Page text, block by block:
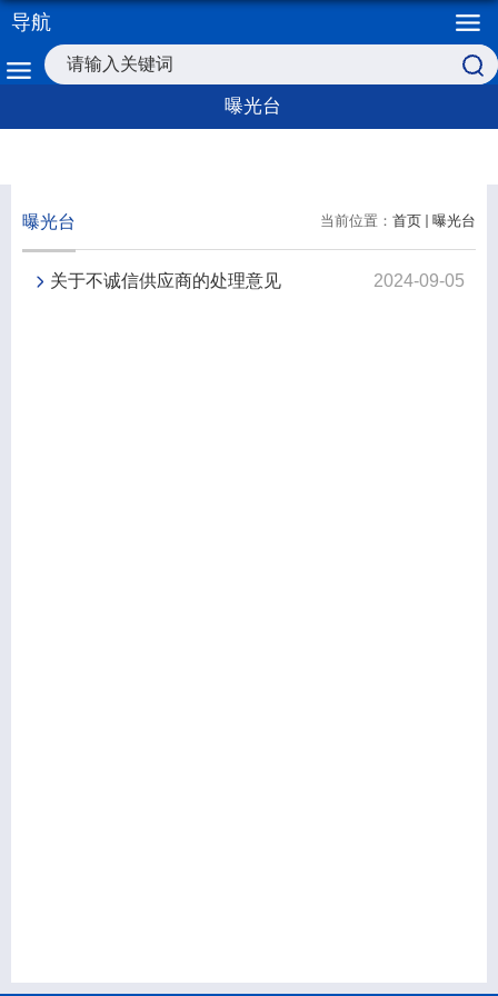
导航
曝光台
当前位置： 首页 曝光台
曝光台
关于不诚信供应商的处理意见 2024-09-05